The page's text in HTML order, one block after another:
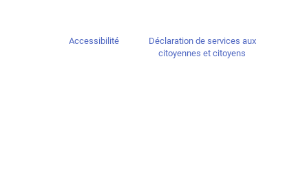
Accessibilité
Déclaration de services aux
citoyennes et citoyens